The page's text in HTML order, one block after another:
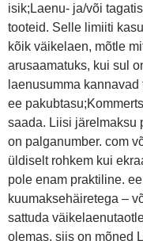
isik;Laenu- ja/või
tooteid. Selle limiiti
kõik väikelaen, mõtle
arusaamatuks, kui sul
laenusumma
ee
saada. Liisi järelmaksu
on palganumber. com
üldiselt rohkem kui
pole enam praktiline.
kuumaksehäiretega –
sattuda
olemas, siis on mõned